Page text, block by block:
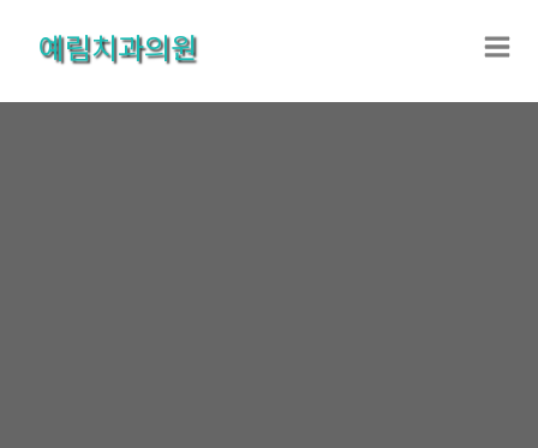
건
예림치과의원